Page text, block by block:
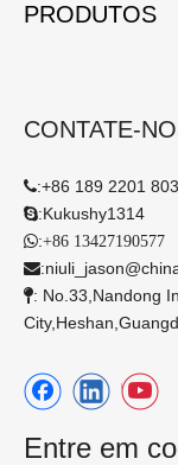
PRODUTOS
CONTATE-
:+86 189 2201
:Kukushy1314
:+86 13427190577
:
: No.33,Nandong
Entre em